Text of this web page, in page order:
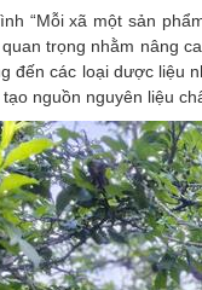
“Mỗi xã một sản
trọng nhằm nâng
đến các loại dược liệu
nguồn nguyên liệu